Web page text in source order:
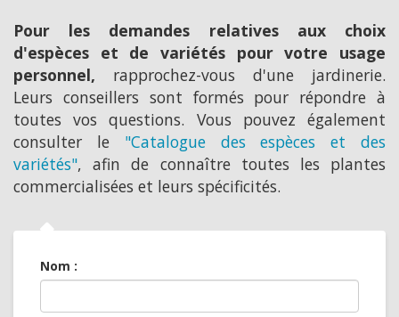
Pour les demandes relatives aux choix
d'espèces et de variétés pour votre usage
personnel, rapprochez-vous d'une jardinerie.
Leurs conseillers sont formés pour répondre à
toutes vos questions. Vous pouvez également
consulter le "Catalogue des espèces et des
variétés", afin de connaître toutes les plantes
commercialisées et leurs spécificités.
Nom :